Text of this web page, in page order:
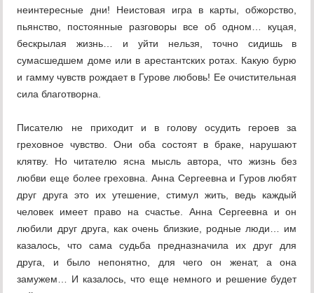
неинтересные дни! Неистовая игра в карты, обжорство,
пьянство, постоянные разговоры все об одном… куцая,
бескрылая жизнь… и уйти нельзя, точно сидишь в
сумасшедшем доме или в арестантских ротах. Какую бурю
и гамму чувств рождает в Гурове любовь! Ее очистительная
сила благотворна.
Писателю не приходит и в голову осудить героев за
греховное чувство. Они оба состоят в браке, нарушают
клятву. Но читателю ясна мысль автора, что жизнь без
любви еще более греховна. Анна Сергеевна и Гуров любят
друг друга это их утешение, стимул жить, ведь каждый
человек имеет право на счастье. Анна Сергеевна и он
любили друг друга, как очень близкие, родные люди… им
казалось, что сама судьба предназначила их друг для
друга, и было непонятно, для чего он женат, а она
замужем… И казалось, что еще немного и решение будет